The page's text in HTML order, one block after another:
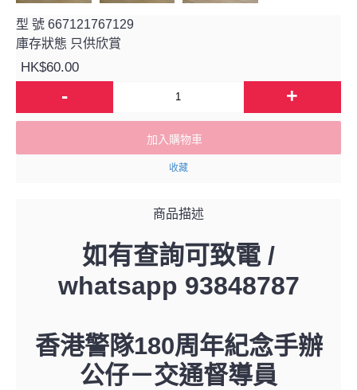
型 號 667121767129
庫存狀態 只供欣賞
HK$60.00
- +
加入購物車
收藏
商品描述
如有查詢可致電 /
whatsapp 93848787
香港警隊180周年紀念手辦
公仔－交通督導員